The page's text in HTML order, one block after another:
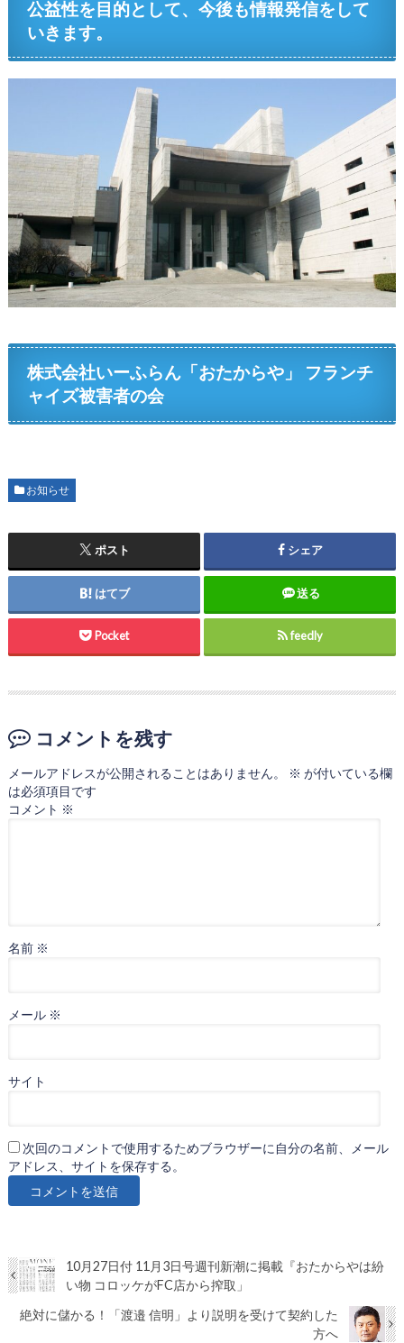
公益性を目的として、今後も情報発信をして
いきます。
株式会社いーふらん「おたからや」 フランチ
ャイズ被害者の会
お知らせ
ポスト シェア
はてブ 送る
Pocket feedly
コメントを残す
メールアドレスが公開されることはありません。 ※ が付いている欄
は必須項目です
コメント ※
名前 ※
メール ※
サイト
次回のコメントで使用するためブラウザーに自分の名前、メール
アドレス、サイトを保存する。
10月27日付 11月3日号週刊新潮に掲載『おたからやは紛
い物 コロッケがFC店から搾取」
絶対に儲かる！「渡邉 信明」より説明を受けて契約した
方へ